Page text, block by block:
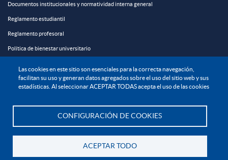
Las cookies en este sitio son esenciales para la correcta navegación,
facilitan su uso y generan datos agregados sobre el uso del sitio web y sus
estadísticas. Al seleccionar ACEPTAR TODAS acepta el uso de las cookies
CONFIGURACIÓN DE COOKIES
ACEPTAR TODO
Documentos institucionales y normatividad interna general
Reglamento estudiantil
Reglamento profesoral
Política de bienestar universitario
EXPLORA
¡CONÉCTATE CON LA INSTITUCIÓN!